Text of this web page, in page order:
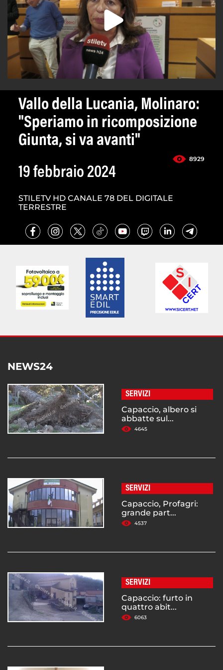
Vallo della Lucania, Molinaro:
"Speriamo in ricomposizione
Giunta, si va avanti"
8929
19 febbraio 2024
STILETV HD CANALE 78 DEL DIGITALE
TERRESTRE
NEWS24
SERVIZI
Capaccio, albero si
abbatte sul...
4645
SERVIZI
Capaccio, Profagri:
grande part...
4537
SERVIZI
Capaccio: furto in
quattro abit...
6063